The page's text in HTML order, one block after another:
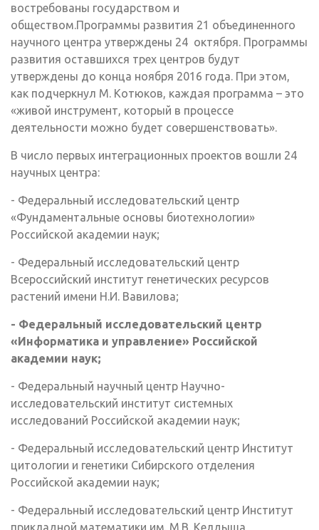
востребованы государством и
обществом.Программы развития 21 объединенного
научного центра утверждены 24 октября. Программы
развития оставшихся трех центров будут
утверждены до конца ноября 2016 года. При этом,
как подчеркнул М. Котюков, каждая программа – это
«живой инструмент, который в процессе
деятельности можно будет совершенствовать».
В число первых интеграционных проектов вошли 24
научных центра:
- Федеральный исследовательский центр
«Фундаментальные основы биотехнологии»
Российской академии наук;
- Федеральный исследовательский центр
Всероссийский институт генетических ресурсов
растений имени Н.И. Вавилова;
- Федеральный исследовательский центр
«Информатика и управление» Российской
академии наук;
- Федеральный научный центр Научно-
исследовательский институт системных
исследований Российской академии наук;
- Федеральный исследовательский центр Институт
цитологии и генетики Сибирского отделения
Российской академии наук;
- Федеральный исследовательский центр Институт
прикладной математики им. М.В. Келдыша